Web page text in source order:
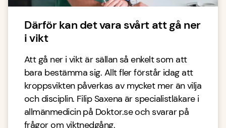
Därför kan det vara svårt att gå ner
i vikt
Att gå ner i vikt är sällan så enkelt som att
bara bestämma sig. Allt fler förstår idag att
kroppsvikten påverkas av mycket mer än vilja
och disciplin. Filip Saxena är specialistläkare i
allmänmedicin på Doktor.se och svarar på
frågor om viktnedgång.